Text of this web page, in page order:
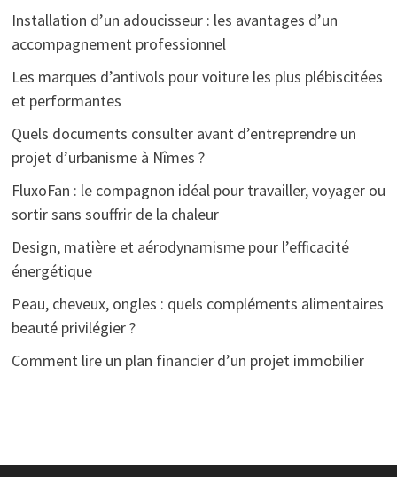
Installation d’un adoucisseur : les avantages d’un
accompagnement professionnel
Les marques d’antivols pour voiture les plus plébiscitées
et performantes
Quels documents consulter avant d’entreprendre un
projet d’urbanisme à Nîmes ?
FluxoFan : le compagnon idéal pour travailler, voyager ou
sortir sans souffrir de la chaleur
Design, matière et aérodynamisme pour l’efficacité
énergétique
Peau, cheveux, ongles : quels compléments alimentaires
beauté privilégier ?
Comment lire un plan financier d’un projet immobilier